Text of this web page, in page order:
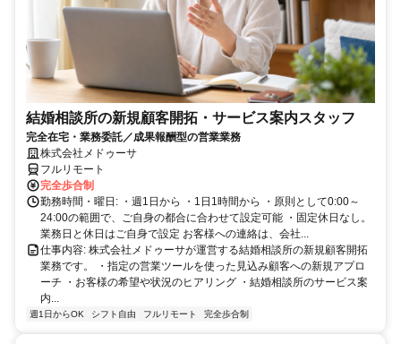
結婚相談所の新規顧客開拓・サービス案内スタッフ
完全在宅・業務委託／成果報酬型の営業業務
株式会社メドゥーサ
フルリモート
完全歩合制
勤務時間・曜日: ・週1日から ・1日1時間から ・原則として0:00～
24:00の範囲で、ご自身の都合に合わせて設定可能 ・固定休日なし。
業務日と休日はご自身で設定 お客様への連絡は、会社...
仕事内容: 株式会社メドゥーサが運営する結婚相談所の新規顧客開拓
業務です。 ・指定の営業ツールを使った見込み顧客への新規アプロ
ーチ ・お客様の希望や状況のヒアリング ・結婚相談所のサービス案
内...
週1日からOK シフト自由 フルリモート 完全歩合制